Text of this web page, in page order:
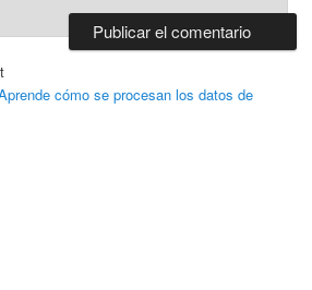
cómo se procesan los datos de